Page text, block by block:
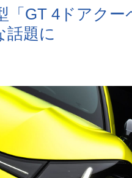
「GT 4ドアクー
話題に